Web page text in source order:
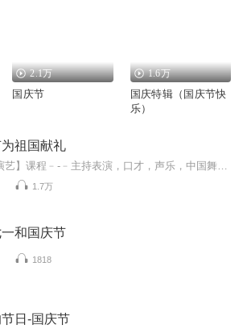
2.1万
国庆节
1.6万
国庆特辑（国庆节快
乐）
祖国献礼
1.7万
和国庆节
1818
日-国庆节